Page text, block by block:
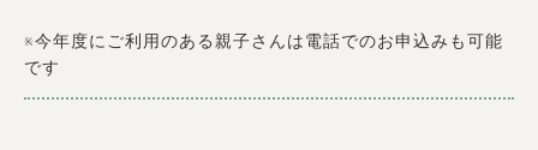
※今年度にご利用のある親子さんは電話でのお申込みも可能
です